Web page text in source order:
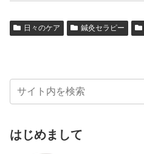
日々のケア 鍼灸セラピー
はじめまして